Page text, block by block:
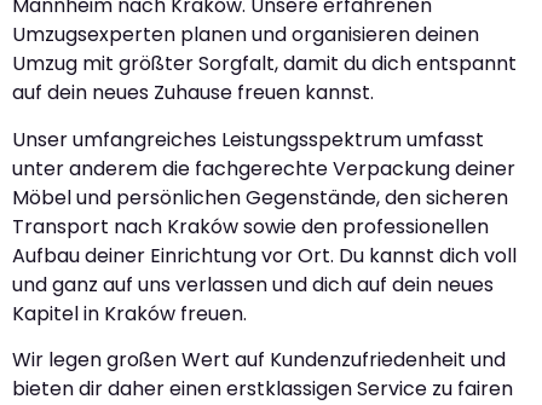
Mannheim nach Kraków. Unsere erfahrenen
Umzugsexperten planen und organisieren deinen
Umzug mit größter Sorgfalt, damit du dich entspannt
auf dein neues Zuhause freuen kannst.
Unser umfangreiches Leistungsspektrum umfasst
unter anderem die fachgerechte Verpackung deiner
Möbel und persönlichen Gegenstände, den sicheren
Transport nach Kraków sowie den professionellen
Aufbau deiner Einrichtung vor Ort. Du kannst dich voll
und ganz auf uns verlassen und dich auf dein neues
Kapitel in Kraków freuen.
Wir legen großen Wert auf Kundenzufriedenheit und
bieten dir daher einen erstklassigen Service zu fairen